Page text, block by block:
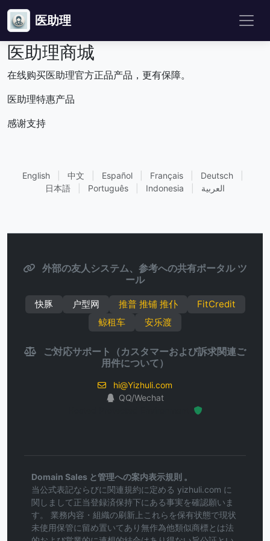
医助理
医助理商城
在线购买医助理官方正品产品，更有保障。
医助理特惠产品
感谢支持
English 中文 Español Français Deutsch
日本語
Português Indonesia العربية
外部の友人システム、参考への共有ポータル ツ
ール
快豚 户型网 推普 推铺 推仆
FitCredit
鲸租车
安乐渡
ご対応サポート（カスタマーおよび訴求関連ご
用件について）
hi@Yizhuli.com
QQ/Wechat
Domain Sales と管理への案内表示規則 。
当公式表記ならびに関連規約に定める yizhuli.com に
関しまして正当登録済保持下にある事実を確認願いま
す。 業務内容・組織の刷新上これらを保有状態で現状
未使用保管に留め置いてあり無作為他類似商標とは法